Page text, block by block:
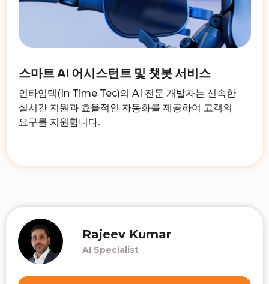
스마트 AI 어시스턴트 및 챗봇 서비스
인타임텍(In Time Tec)의 AI 전문 개발자는 신속한
실시간 지원과 효율적인 자동화를 제공하여 고객의
요구를 지원합니다.
Rajeev Kumar
AI Specialist